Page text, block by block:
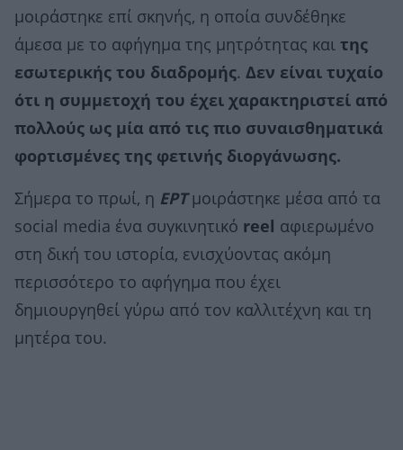
μοιράστηκε επί σκηνής, η οποία συνδέθηκε
άμεσα με το αφήγημα της μητρότητας και της
εσωτερικής του διαδρομής. Δεν είναι τυχαίο
ότι η συμμετοχή του έχει χαρακτηριστεί από
πολλούς ως μία από τις πιο συναισθηματικά
φορτισμένες της φετινής διοργάνωσης.
Σήμερα το πρωί, η ΕΡΤμοιράστηκε μέσα από τα
social media ένα συγκινητικό reel αφιερωμένο
στη δική του ιστορία, ενισχύοντας ακόμη
περισσότερο το αφήγημα που έχει
δημιουργηθεί γύρω από τον καλλιτέχνη και τη
μητέρα του.